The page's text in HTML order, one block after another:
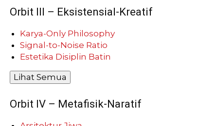
Orbit III – Eksistensial-Kreatif
Karya-Only Philosophy
Signal-to-Noise Ratio
Estetika Disiplin Batin
Lihat Semua
Orbit IV – Metafisik-Naratif